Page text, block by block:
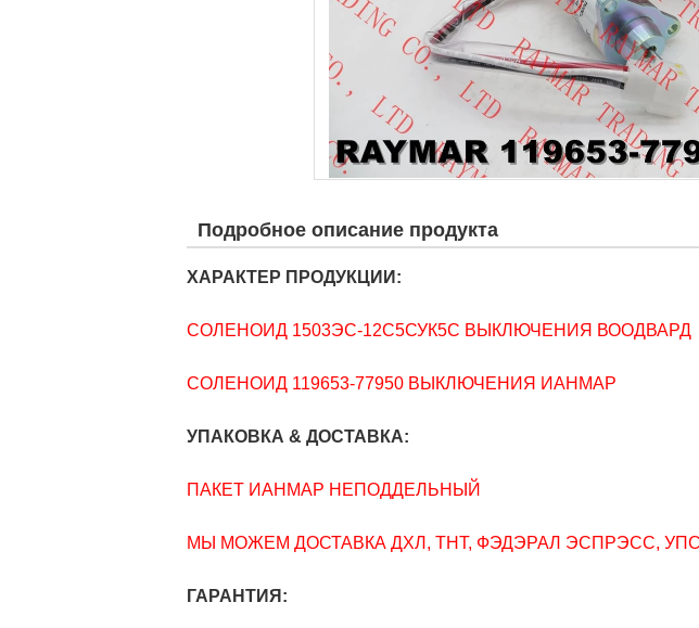
Подробное описание продукта
ХАРАКТЕР ПРОДУКЦИИ:
СОЛЕНОИД 1503ЭС-12С5СУК5С ВЫКЛЮЧЕНИЯ ВООДВАРД
СОЛЕНОИД 119653-77950 ВЫКЛЮЧЕНИЯ ИАНМАР
УПАКОВКА & ДОСТАВКА:
ПАКЕТ ИАНМАР НЕПОДДЕЛЬНЫЙ
МЫ МОЖЕМ ДОСТАВКА ДХЛ, ТНТ, ФЭДЭРАЛ ЭСПРЭСС,
ГАРАНТИЯ: